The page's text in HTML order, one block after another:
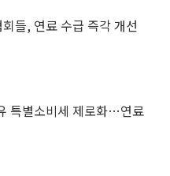
들, 연료 수급 즉각 개선
특별소비세 제로화…연료